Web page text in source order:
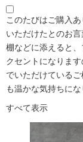
このたびはご購入
いただけたとのお
棚などに添えると
クセントになりま
でいただけている
も温かな気持ちに
すべて表示